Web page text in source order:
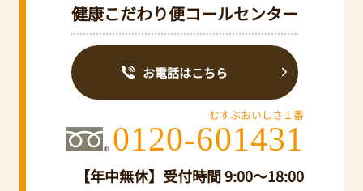
健康こだわり便コールセンター
お電話はこちら
むすぶおいしさ１番
0120-601431
【年中無休】受付時間 9:00～18:00